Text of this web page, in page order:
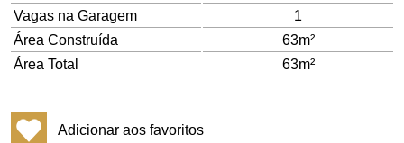
Vagas na Garagem
1
Área Construída
63m²
Área Total
63m²
Adicionar aos favoritos